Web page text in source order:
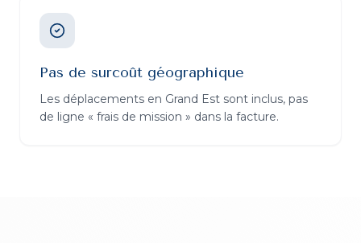
Pas de surcoût géographique
Les déplacements en Grand Est sont inclus, pas
de ligne « frais de mission » dans la facture.